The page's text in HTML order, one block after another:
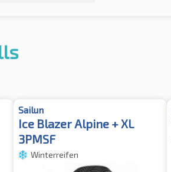
Sailun
Ice Blazer Alpine + XL
3PMSF
Winterreifen